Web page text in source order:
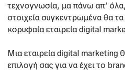
τεχνογνωσία, μα πάνω απ’
στοιχεία συγκεντρωμένα θα
κορυφαία εταιρεία digital
Μια εταιρεία digital marketing
επιλογή σας για να έχει το